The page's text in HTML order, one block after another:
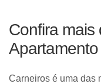
Confira mais
Apartamento
Carneiros é uma das